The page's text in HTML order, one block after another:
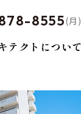
8555(月
テクトについ